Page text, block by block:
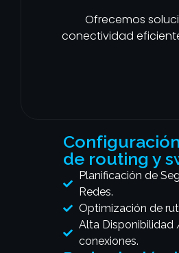
Ofrecemos
conectividad
de routing y
Planificación de
Redes.
Optimización de
Alta Disponibilidad
conexiones.